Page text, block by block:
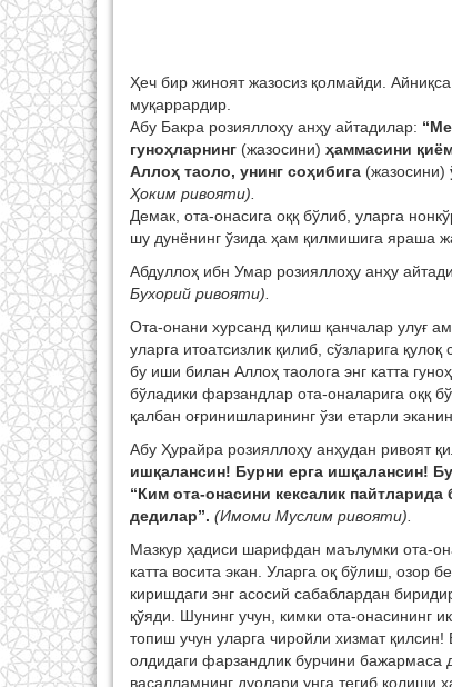
Ҳеч бир жиноят жазосиз қолмайди.
муқаррардир.
Абу Бакра розияллоҳу анҳу айтадилар:
гуноҳларнинг (жазосини) ҳаммасини
Аллоҳ таоло, унинг соҳибига (жазосини)
Ҳоким ривояти).
Демак, ота-онасига оққ бўлиб, уларга
шу дунёнинг ўзида ҳам қилмишига яраша
Абдуллоҳ ибн Умар розияллоҳу анҳу
Бухорий ривояти).
Ота-онани хурсанд қилиш қанчалар улуғ
уларга итоатсизлик қилиб, сўзларига
бу иши билан Аллоҳ таолога энг катта
бўладики фарзандлар ота-оналарига оққ
қалбан оғринишларининг ўзи етарли
Абу Ҳурайра розияллоҳу анҳудан ривоят
ишқалансин! Бурни ерга ишқалансин!
“Ким ота-онасини кексалик
дедилар”. (Имоми Муслим ривояти).
Мазкур ҳадиси шарифдан маълумки ота-
катта восита экан. Уларга оқ бўлиш, озор
киришдаги энг асосий сабаблардан
қўяди. Шунинг учун, кимки ота-онасининг
топиш учун уларга чиройли хизмат
олдидаги фарзандлик бурчини бажармаса
васалламнинг дуолари унга тегиб қолиши